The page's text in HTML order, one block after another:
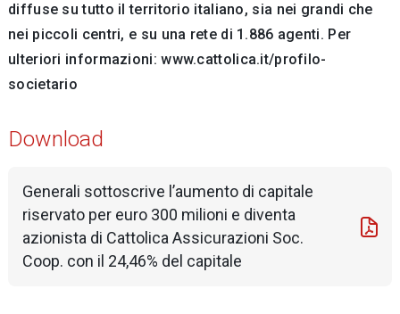
diffuse su tutto il territorio italiano, sia nei grandi che
nei piccoli centri, e su una rete di 1.886 agenti. Per
ulteriori informazioni: www.cattolica.it/profilo-
societario
Download
Generali sottoscrive l’aumento di capitale
riservato per euro 300 milioni e diventa
azionista di Cattolica Assicurazioni Soc.
Coop. con il 24,46% del capitale